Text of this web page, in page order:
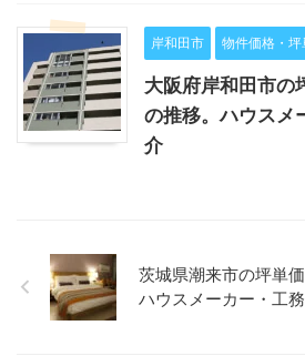
岸和田市 物件価格・
大阪府岸和田市の
の推移。ハウスメ
介
茨城県潮来市の坪単
ハウスメーカー・工